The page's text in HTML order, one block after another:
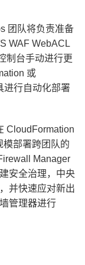
团队将负责准备
WAF WebACL
制台手动进行更
或
进行自动化部署
CloudFormation
模部署跨团队的
Manager
安全治理，中央
并快速应对新出
管理器进行